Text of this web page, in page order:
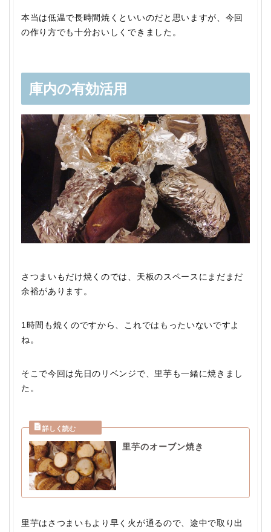
本当は低温で長時間焼くといいのだと思いますが、今回
の作り方でも十分おいしくできました。
庫内の有効活用
さつまいもだけ焼くのでは、天板のスペースにまだまだ
余裕があります。
1時間も焼くのですから、これではもったいないですよ
ね。
そこで今回は先日のリベンジで、里芋も一緒に焼きまし
た。
里芋のオーブン焼き
里芋はさつまいもより早く火が通るので、途中で取り出